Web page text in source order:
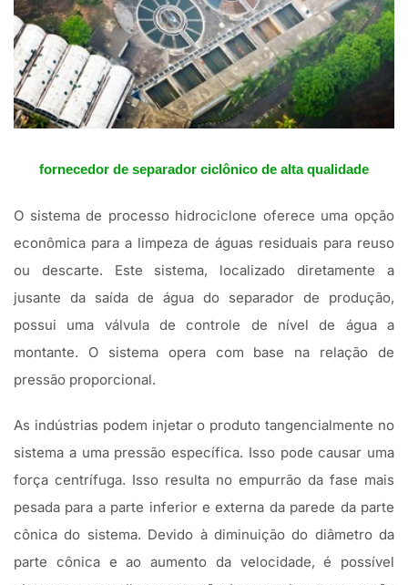
fornecedor de separador ciclônico de alta qualidade
O sistema de processo hidrociclone oferece uma opção
econômica para a limpeza de águas residuais para reuso
ou descarte. Este sistema, localizado diretamente a
jusante da saída de água do separador de produção,
possui uma válvula de controle de nível de água a
montante. O sistema opera com base na relação de
pressão proporcional.
As indústrias podem injetar o produto tangencialmente no
sistema a uma pressão específica. Isso pode causar uma
força centrífuga. Isso resulta no empurrão da fase mais
pesada para a parte inferior e externa da parede da parte
cônica do sistema. Devido à diminuição do diâmetro da
parte cônica e ao aumento da velocidade, é possível